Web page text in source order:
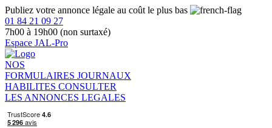
Publiez votre annonce légale au coût le plus bas
01 84 21 09 27
7h00 à 19h00 (non surtaxé)
Espace JAL-Pro
NOS
FORMULAIRES JOURNAUX
HABILITES CONSULTER
LES ANNONCES LEGALES